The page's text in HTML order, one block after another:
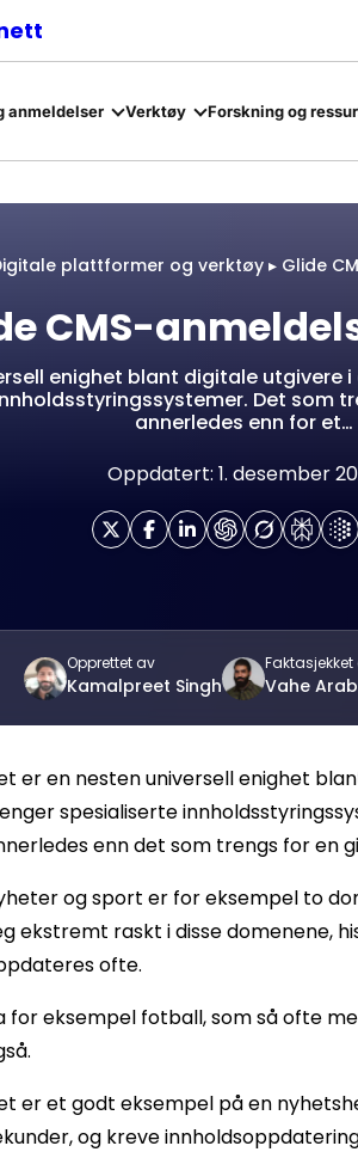
anmeldelser Verktøy Forskning og
plattformer og verktøy▸ Glide
CMS-
enighet blant digitale
Det som
annerledes enn for et…
Oppdatert: 1. desember
Opprettet av
Kamalpreet Singh
Faktasjekket
Vahe
er en nesten universell enighet
spesialiserte
enn det som trengs for en
og sport er for eksempel to
ekstremt raskt i disse domenene,
ofte.
for eksempel fotball, som så ofte
er et godt eksempel på en
og kreve